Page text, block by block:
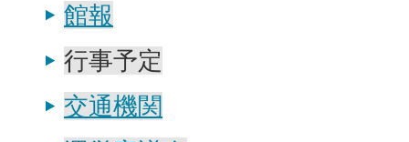
館報
行事予定
交通機関